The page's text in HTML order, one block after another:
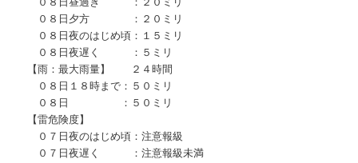
０８日夕方 ：２０ミリ
０８日夜のはじめ頃：１５ミリ
０８日夜遅く ：５ミリ
【雨：最大雨量】 ２４時間
０８日１８時まで：５０ミリ
０８日 ：５０ミリ
【雷危険度】
０７日夜のはじめ頃：注意報級
０７日夜遅く ：注意報級未満